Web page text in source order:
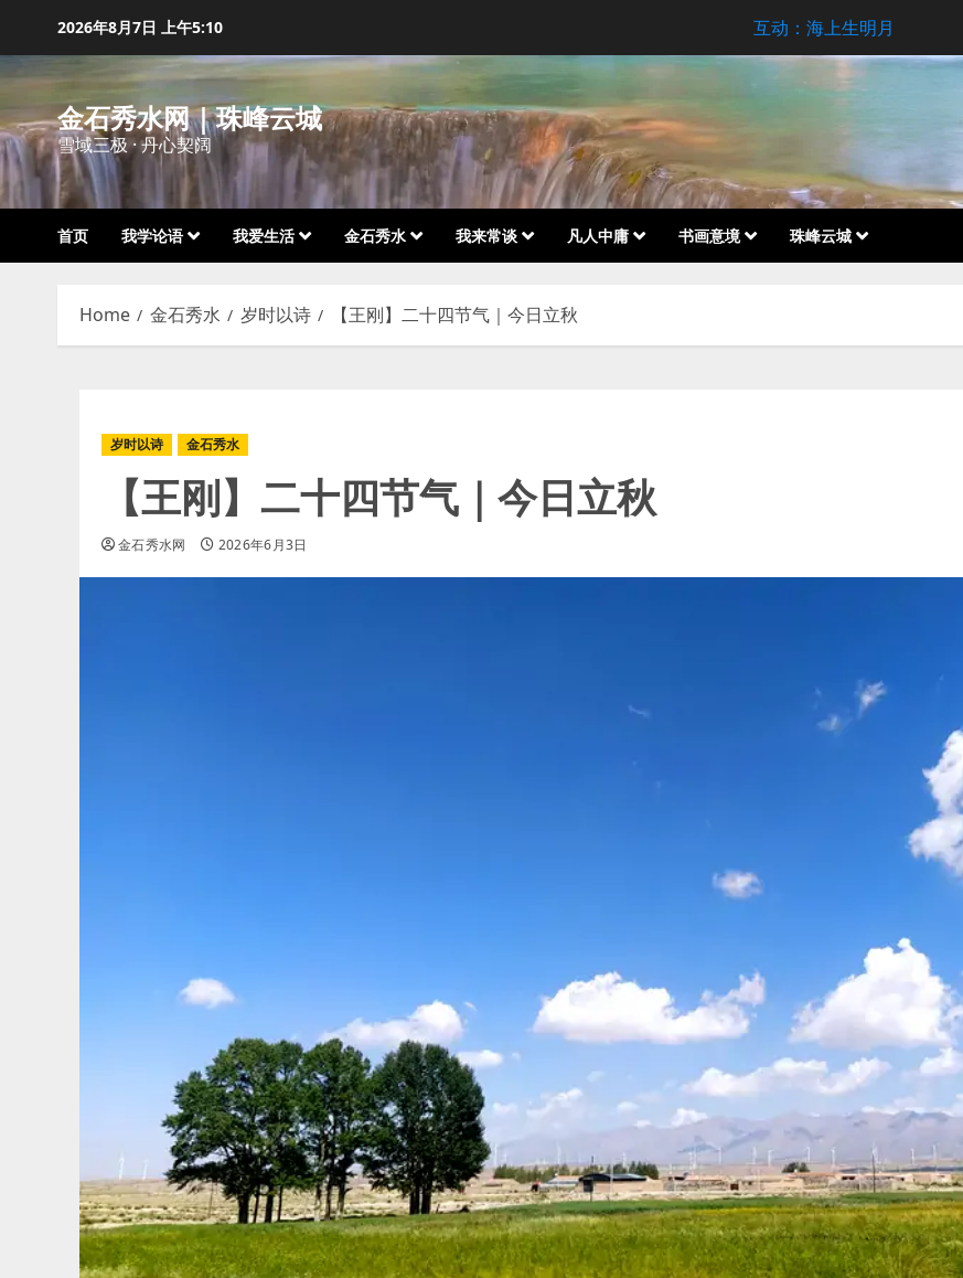
content
2026年8月7日 上午5:10 互动：海上生明月
金石秀水网｜珠峰云城
雪域三极 · 丹心契阔
首页 我学论语 我爱生活 金石秀水 我来常谈 凡人中庸 书画意境 珠峰云城
Home 金石秀水 岁时以诗 【王刚】二十四节气｜今日立秋
岁时以诗 金石秀水
【王刚】二十四节气｜今日立秋
金石秀水网 2026年6月3日